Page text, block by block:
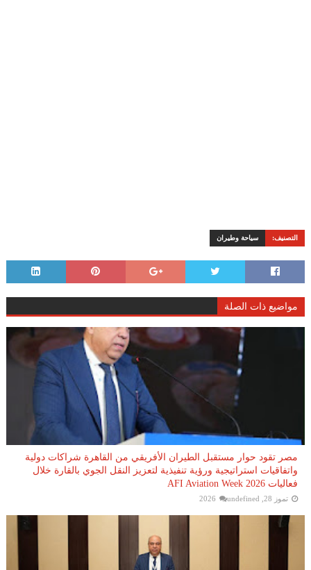
التصنيف: سياحة وطيران
مواضيع ذات الصلة
مصر تقود حوار مستقبل الطيران الأفريقي من القاهرة شراكات دولية
واتفاقيات استراتيجية ورؤية تنفيذية لتعزيز النقل الجوي بالقارة خلال
فعاليات AFI Aviation Week 2026
تموز 28, 2026 undefined